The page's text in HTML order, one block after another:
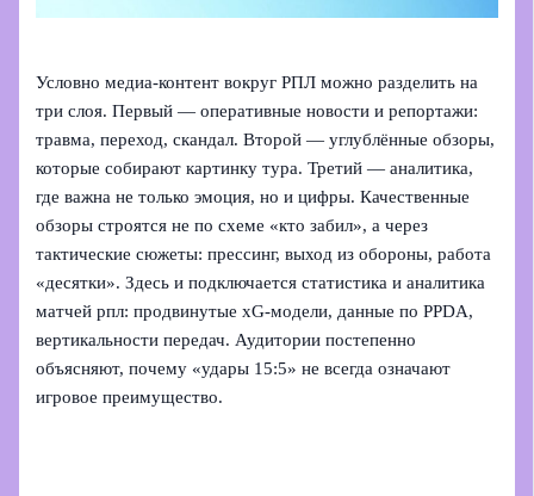
Условно медиа‑контент вокруг РПЛ можно разделить на
три слоя. Первый — оперативные новости и репортажи:
травма, переход, скандал. Второй — углублённые обзоры,
которые собирают картинку тура. Третий — аналитика,
где важна не только эмоция, но и цифры. Качественные
обзоры строятся не по схеме «кто забил», а через
тактические сюжеты: прессинг, выход из обороны, работа
«десятки». Здесь и подключается статистика и аналитика
матчей рпл: продвинутые xG‑модели, данные по PPDA,
вертикальности передач. Аудитории постепенно
объясняют, почему «удары 15:5» не всегда означают
игровое преимущество.